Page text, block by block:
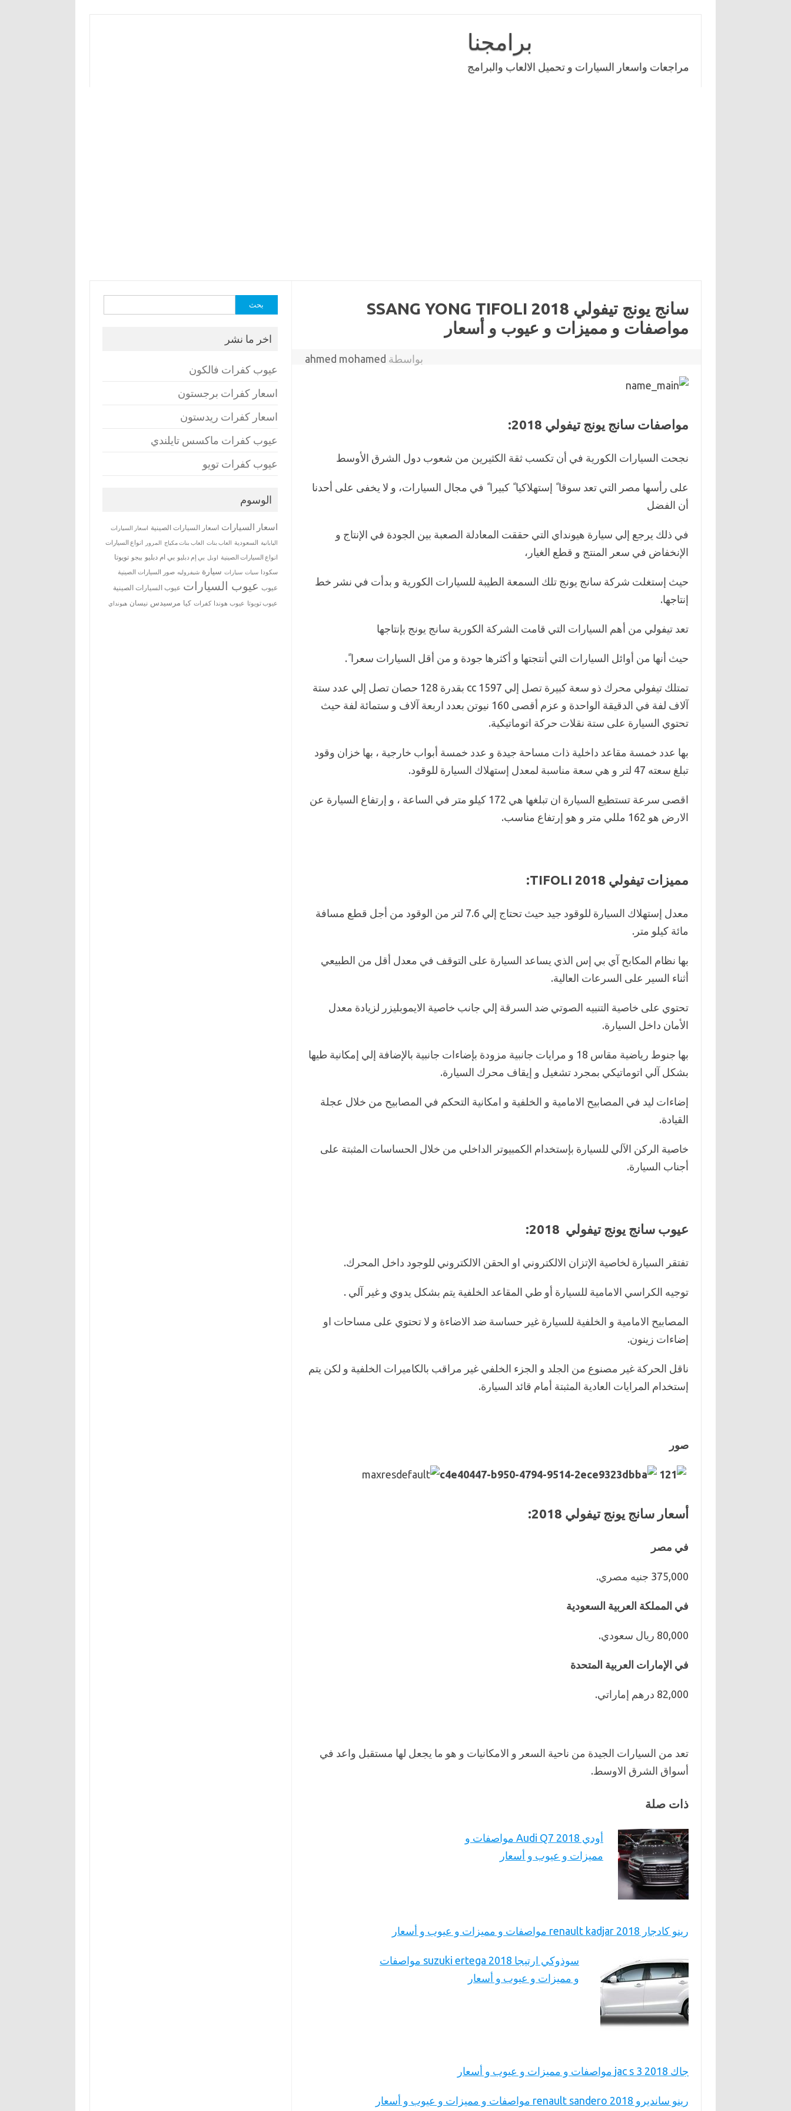
برامجنا
مراجعات واسعار السيارات و تحميل الالعاب والبرامج
سانج يونج تيفولي SSANG YONG TIFOLI 2018
مواصفات و مميزات و عيوب و أسعار
بواسطة ahmed mohamed
مواصفات سانج يونج تيفولي 2018:
نجحت السيارات الكورية في أن تكسب ثقة الكثيرين من شعوب دول الشرق الأوسط
على رأسها مصر التي تعد سوقا ً إستهلاكيا ً كبيرا ً في مجال السيارات، و لا يخفى على أحدنا
أن الفضل
في ذلك يرجع إلي سيارة هيونداي التي حققت المعادلة الصعبة بين الجودة في الإنتاج و
الإنخفاض في سعر المنتج و قطع الغيار،
حيث إستغلت شركة سانج يونج تلك السمعة الطيبة للسيارات الكورية و بدأت في نشر خط
إنتاجها.
تعد تيفولي من أهم السيارات التي قامت الشركة الكورية سانج يونج بإنتاجها
حيث أنها من أوائل السيارات التي أنتجتها و أكثرها جودة و من أقل السيارات سعرا ً.
تمتلك تيفولي محرك ذو سعة كبيرة تصل إلي 1597 cc بقدرة 128 حصان تصل إلي عدد ستة
آلاف لفة في الدقيقة الواحدة و عزم أقصى 160 نيوتن بعدد اربعة آلاف و ستمائة لفة حيث
تحتوي السيارة على ستة نقلات حركة اتوماتيكية.
بها عدد خمسة مقاعد داخلية ذات مساحة جيدة و عدد خمسة أبواب خارجية ، بها خزان وقود
تبلغ سعته 47 لتر و هي سعة مناسبة لمعدل إستهلاك السيارة للوقود.
اقصى سرعة تستطيع السيارة ان تبلغها هي 172 كيلو متر في الساعة ، و إرتفاع السيارة عن
الارض هو 162 مللي متر و هو إرتفاع مناسب.
مميزات تيفولي TIFOLI 2018:
معدل إستهلاك السيارة للوقود جيد حيث تحتاج إلي 7.6 لتر من الوقود من أجل قطع مسافة
مائة كيلو متر.
بها نظام المكابح آي بي إس الذي يساعد السيارة على التوقف في معدل أقل من الطبيعي
أثناء السير على السرعات العالية.
تحتوي على خاصية التنبيه الصوتي ضد السرقة إلي جانب خاصية الايموبليزر لزيادة معدل
الأمان داخل السيارة.
بها جنوط رياضية مقاس 18 و مرايات جانبية مزودة بإضاءات جانبية بالإضافة إلي إمكانية طيها
بشكل آلي اتوماتيكي بمجرد تشغيل و إيقاف محرك السيارة.
إضاءات ليد في المصابيح الامامية و الخلفية و امكانية التحكم في المصابيح من خلال عجلة
القيادة.
خاصية الركن الآلي للسيارة بإستخدام الكمبيوتر الداخلي من خلال الحساسات المثبتة على
أجناب السيارة.
عيوب سانج يونج تيفولي 2018:
تفتقر السيارة لخاصية الإتزان الالكتروني او الحقن الالكتروني للوجود داخل المحرك.
توجيه الكراسي الامامية للسيارة أو طي المقاعد الخلفية يتم بشكل يدوي و غير آلي .
المصابيح الامامية و الخلفية للسيارة غير حساسة ضد الاضاءة و لا تحتوي على مساحات او
إضاءات زينون.
ناقل الحركة غير مصنوع من الجلد و الجزء الخلفي غير مراقب بالكاميرات الخلفية و لكن يتم
إستخدام المرايات العادية المثبتة أمام قائد السيارة.
صور
أسعار سانج يونج تيفولي 2018 :
في مصر
375,000 جنيه مصري.
في المملكة العربية السعودية
80,000 ريال سعودي.
في الإمارات العربية المتحدة
82,000 درهم إماراتي.
تعد من السيارات الجيدة من ناحية السعر و الامكانيات و هو ما يجعل لها مستقبل واعد في
أسواق الشرق الاوسط.
ذات صلة
أودي Audi Q7 2018 مواصفات و
مميزات و عيوب و أسعار
رينو كادجار renault kadjar 2018 مواصفات و مميزات و عيوب و أسعار
سوذوكي ارتيجا suzuki ertega 2018 مواصفات
و مميزات و عيوب و أسعار
جاك jac s 3 2018 مواصفات و مميزات و عيوب و أسعار
رينو سانديرو renault sandero 2018 مواصفات و مميزات و عيوب و أسعار
البحث
اخر ما نشر
عيوب كفرات فالكون
اسعار كفرات برجستون
اسعار كفرات ريدستون
عيوب كفرات ماكسس تايلندي
عيوب كفرات تويو
الوسوم
اسعار السيارات اسعار السيارات الصينية اسعار السيارات
اليابانية السعودية العاب بنات العاب بنات مكياج المرور انواع السيارات
انواع السيارات الصينية اوبل بي إم دبليو بي ام دبليو بيجو تويوتا
سكودا سيات سيارات سيارة شيفروليه صور السيارات الصينية
عيوب عيوب السيارات عيوب السيارات الصينية
عيوب تويوتا عيوب هوندا كفرات كيا مرسيدس نيسان هيونداي